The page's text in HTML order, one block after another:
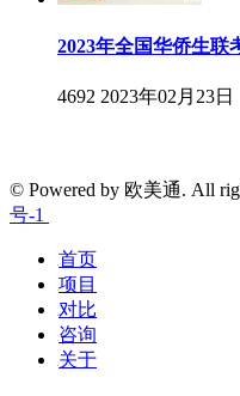
2023年全国华侨生联
4692 2023年02月23日
© Powered by 欧美通. All
号-1
首页
项目
对比
咨询
关于